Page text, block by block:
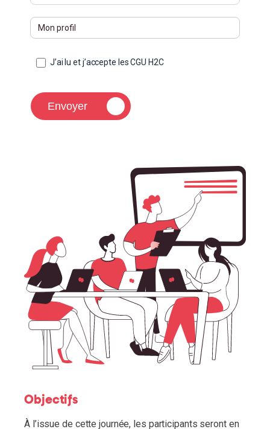
J’ai lu et j’accepte les CGU H2C
Envoyer
Objectifs
À l’issue de cette journée, les participants seront en